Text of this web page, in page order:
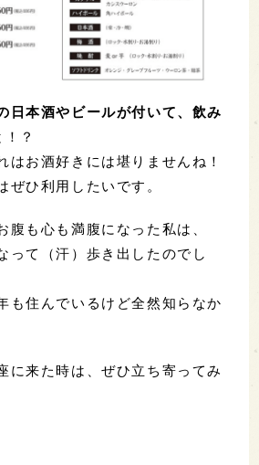
日本酒やビールが付いて、飲み
？
はお酒好きには堪りませんね！
ぜひ利用したいです。
腹も心も満腹になった私は、
って（汗）歩き出したのでし
も住んでいるけど全然知らなか
に来た時は、ぜひ立ち寄ってみ